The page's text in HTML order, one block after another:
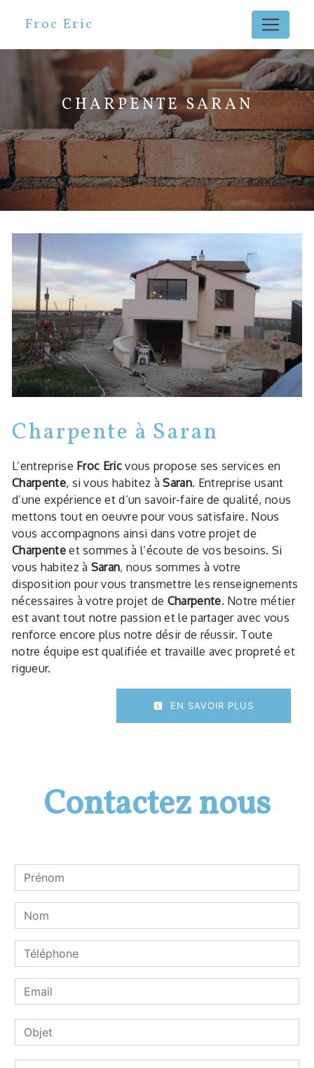
Froc Eric
CHARPENTE SARAN
Charpente à Saran
L’entreprise Froc Eric vous propose ses services en
Charpente, si vous habitez àSaran. Entreprise usant
d’une expérience et d’un savoir-faire de qualité, nous
mettons tout en oeuvre pour vous satisfaire. Nous
vous accompagnons ainsi dans votre projet de
Charpenteet sommes à l’écoute de vos besoins. Si
vous habitez à Saran, nous sommes à votre
disposition pour vous transmettre les renseignements
nécessaires à votre projet de Charpente. Notre métier
est avant tout notre passion et le partager avec vous
renforce encore plus notre désir de réussir. Toute
notre équipe est qualifiée et travaille avec propreté et
rigueur.
EN SAVOIR PLUS
Contactez nous